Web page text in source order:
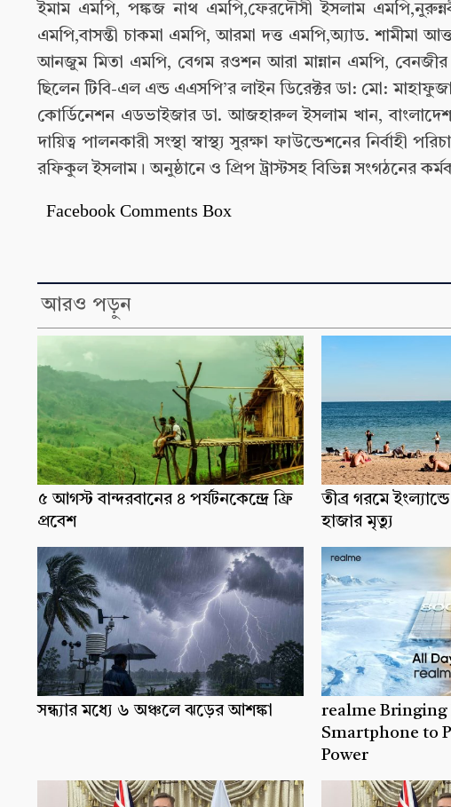
ইমাম এমপি, পঙ্কজ নাথ এমপি,ফেরদৌসী ইসলাম
এমপি,বাসন্তী চাকমা এমপি, আরমা দত্ত এমপি,অ্যাড. শামীমা
আনজুম মিতা এমপি, বেগম রওশন আরা মান্নান এমপি,
ছিলেন টিবি-এল এন্ড এএসপি’র লাইন ডিরেক্টর ডা: মো:
কোর্ডিনেশন এডভাইজার ডা. আজহারুল ইসলাম খান, বাংলাদেশ
দায়িত্ব পালনকারী সংস্থা স্বাস্থ্য সুরক্ষা ফাউন্ডেশনের
রফিকুল ইসলাম। অনুষ্ঠানে ও প্রিপ ট্রাস্টসহ বিভিন্ন সংগঠনের
Facebook Comments Box
আরও পড়ুন
৫ আগস্ট বান্দরবানের ৪ পর্যটনকেন্দ্রে ফ্রি
প্রবেশ
তীব্র গরমে
হাজার মৃত্যু
সন্ধ্যার মধ্যে ৬ অঞ্চলে ঝড়ের আশঙ্কা
realme Bringing
Smartphone to
Power